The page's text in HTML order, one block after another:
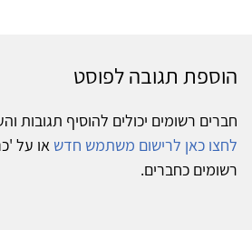
הוספת תגובה לפוסט
חברים רשומים יכולים להוסיף תגובות
לחצו כאן לרישום משתמש חדש או על
רשומים כחברים.